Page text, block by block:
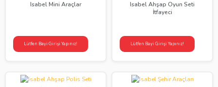
Isabel Mini Araçlar
Lütfen Bayi Girişi Yapınız!
Isabel Ahşap Oyun Seti
İtfayeci
Lütfen Bayi Girişi Yapınız!